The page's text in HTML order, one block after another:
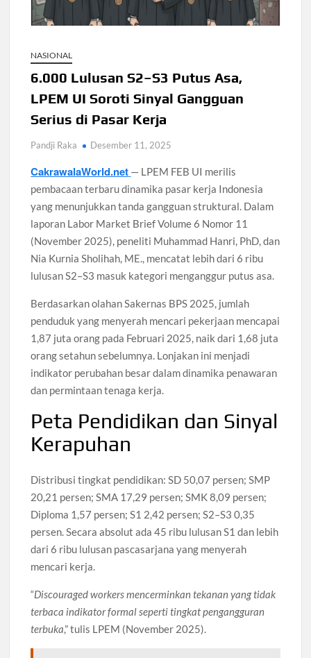
Sidang MK Bahas Tanggung Jawab Maskapai Saat Delay
Box Office Hollywood 2026 Tembus 4 Film Rp18 Triliun
Netflix Digugat Rp1,8 Triliun Usai Hard Drive Film Hilang
108 Pesantren Tangsel Dapat Internet Gratis dan
NASIONAL
6.000 Lulusan S2–S3 Putus Asa,
LPEM UI Soroti Sinyal Gangguan
Serius di Pasar Kerja
Pandji Raka Desember 11, 2025
CakrawalaWorld.net — LPEM FEB UI merilis
pembacaan terbaru dinamika pasar kerja Indonesia
yang menunjukkan tanda gangguan struktural. Dalam
laporan Labor Market Brief Volume 6 Nomor 11
(November 2025), peneliti Muhammad Hanri, PhD, dan
Nia Kurnia Sholihah, ME., mencatat lebih dari 6 ribu
lulusan S2–S3 masuk kategori menganggur putus asa.
Berdasarkan olahan Sakernas BPS 2025, jumlah
penduduk yang menyerah mencari pekerjaan mencapai
1,87 juta orang pada Februari 2025, naik dari 1,68 juta
orang setahun sebelumnya. Lonjakan ini menjadi
indikator perubahan besar dalam dinamika penawaran
dan permintaan tenaga kerja.
Peta Pendidikan dan Sinyal
Kerapuhan
Distribusi tingkat pendidikan: SD 50,07 persen; SMP
20,21 persen; SMA 17,29 persen; SMK 8,09 persen;
Diploma 1,57 persen; S1 2,42 persen; S2–S3 0,35
persen. Secara absolut ada 45 ribu lulusan S1 dan lebih
dari 6 ribu lulusan pascasarjana yang menyerah
mencari kerja.
“Discouraged workers mencerminkan tekanan yang tidak
terbaca indikator formal seperti tingkat pengangguran
terbuka,” tulis LPEM (November 2025).